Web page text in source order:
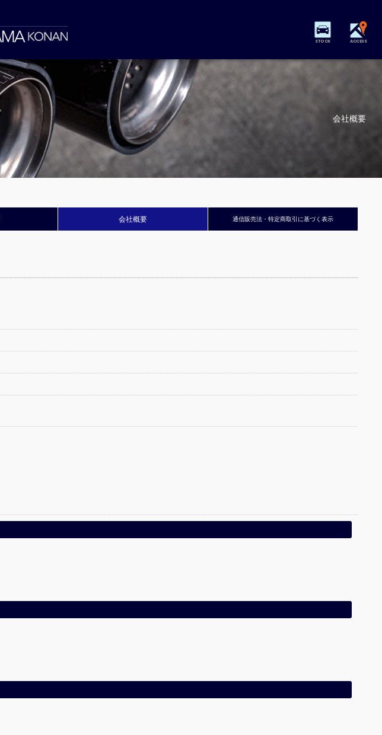
STOCK ACCESS
会社概要
会社概要 通信販売法・特定商取引に基づく表示